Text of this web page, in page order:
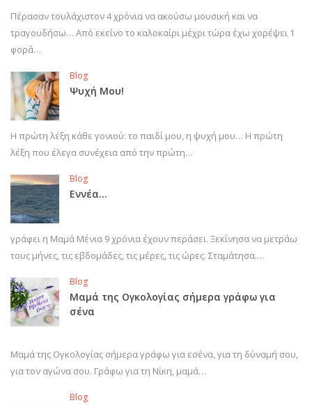
Πέρασαν τουλάχιστον 4 χρόνια να ακούσω μουσική και να
τραγουδήσω… Από εκείνο το καλοκαίρι μέχρι τώρα έχω χορέψει 1
φορά…
Blog
Ψυχή Μου!
Η πρώτη λέξη κάθε γονιού: το παιδί μου, η ψυχή μου… Η πρώτη
λέξη που έλεγα συνέχεια από την πρώτη…
Blog
Εννέα…
γράφει η Μαμά Μένια 9 χρόνια έχουν περάσει. Ξεκίνησα να μετράω
τους μήνες, τις εβδομάδες, τις μέρες, τις ώρες. Σταμάτησα.…
Blog
Μαμά της Ογκολογίας σήμερα γράφω για
σένα
Μαμά της Ογκολογίας σήμερα γράφω για εσένα, για τη δύναμή σου,
για τον αγώνα σου. Γράφω για τη Νίκη, μαμά…
Blog